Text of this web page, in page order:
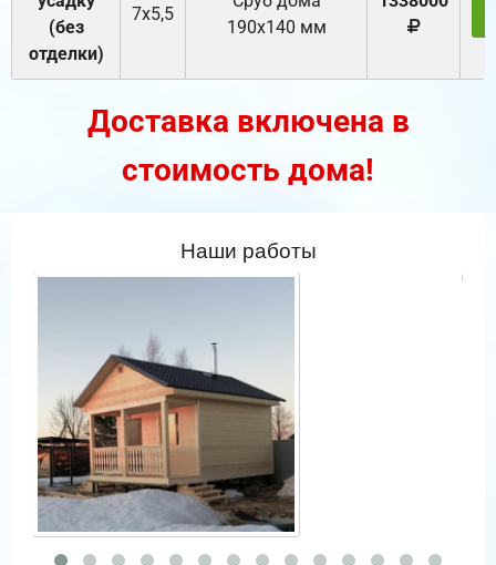
(без
отделки)
7х5,5
190х140 мм
Доставка включена в
стоимость дома!
Наши работы